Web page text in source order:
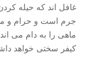
غافل اند که حیله
جرم است و حرام و
ماهی را به دام می
کیفر سختی خواهد